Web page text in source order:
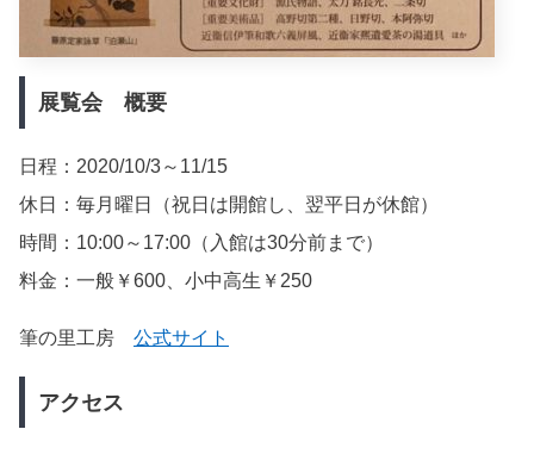
展覧会 概要
日程：2020/10/3～11/15
休日：毎月曜日（祝日は開館し、翌平日が休館）
時間：10:00～17:00（入館は30分前まで）
料金：一般￥600、小中高生￥250
筆の里工房 公式サイト
アクセス